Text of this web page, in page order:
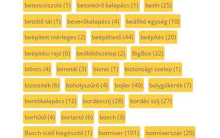
betoncsiszoló(1) betontörő kalapács (1) betét(25)
betöltő tál (1) beverőkalapács (4) beállító egység(10)
beépített mérleges (2) beépíthető(44) beépítés (20)
beépítési rajz (6) beőblítőszelep(2) BigBox(22)
bilincs (4) bimetál (3) bionic(1) biztonsági szelep(1)
biztosíték(6) boholyszűrő(4) bojler(40) bolygókerék(7)
bontókalapács (12) bordásszíj (28) bordás szíj (27)
borhűtő(4) bortartó(6) bosch(3)
Bosch sütő kiegészítő(1) botmixer(101) botmixerszár(20)